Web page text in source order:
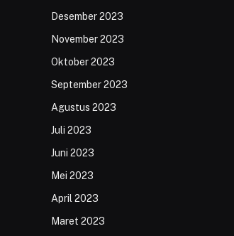
Desember 2023
November 2023
Oktober 2023
September 2023
Agustus 2023
Juli 2023
Juni 2023
Mei 2023
April 2023
Maret 2023